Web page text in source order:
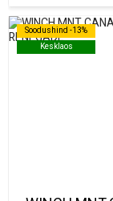
Soodushind -13%
Kesklaos
Soodushind -13%
Kesklaos